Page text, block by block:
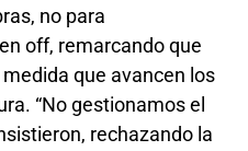
no para
off, remarcando que
que avancen los
“No gestionamos el
rechazando la